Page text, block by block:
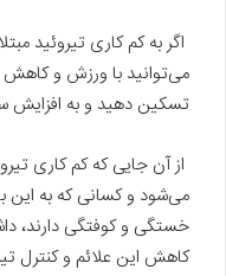
اگر به کم کاری تیروئید
می‌توانید با ورزش و کاهش
تسکین دهید و به
از آن جایی که کم کاری
می‌شود و کسانی که به این
خستگی و کوفتگی دارند،
کاهش این علائم و کنترل